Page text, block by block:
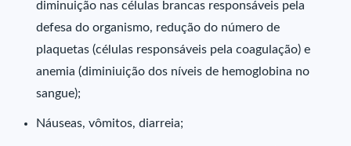
diminuição nas células brancas responsáveis pela
defesa do organismo, redução do número de
plaquetas (células responsáveis pela coagulação) e
anemia (diminiuição dos níveis de hemoglobina no
sangue);
Náuseas, vômitos, diarreia;